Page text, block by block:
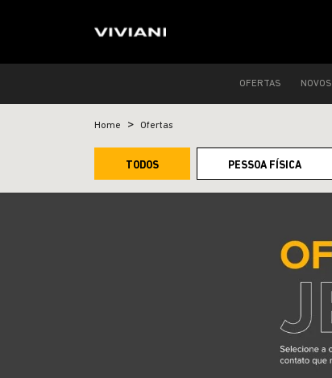
OFERTAS NOVOS
Home Ofertas
TODOS PESSOA FÍSICA